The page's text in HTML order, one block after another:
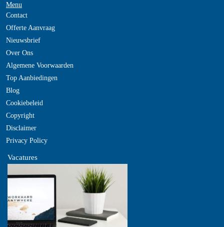
Menu
Contact
Offerte Aanvraag
Nieuwsbrief
Over Ons
Algemene Voorwaarden
Top Aanbiedingen
Blog
Cookiebeleid
Copyright
Disclaimer
Privacy Policy
Vacatures